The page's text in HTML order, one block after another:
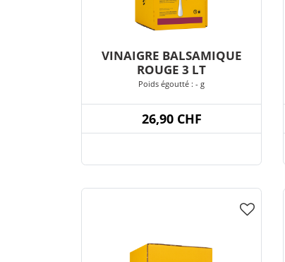
VINAIGRE BALSAMIQUE
ROUGE 3 LT
Poids égoutté : - g
26,90 CHF